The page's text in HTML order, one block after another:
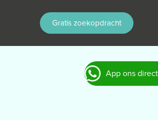
Gratis zoekopdracht
App ons direct